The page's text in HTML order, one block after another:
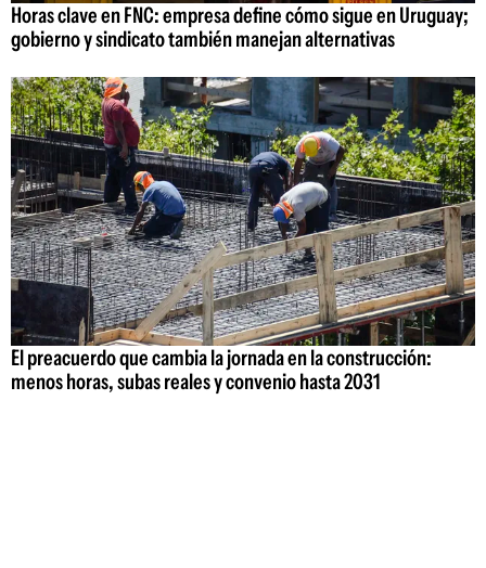
Horas clave en FNC: empresa define cómo sigue en Uruguay;
gobierno y sindicato también manejan alternativas
El preacuerdo que cambia la jornada en la construcción:
menos horas, subas reales y convenio hasta 2031